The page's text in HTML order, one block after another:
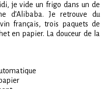
je vide un frigo dans un de
d’Alibaba. Je retrouve du
français, trois paquets de
en papier. La douceur de la